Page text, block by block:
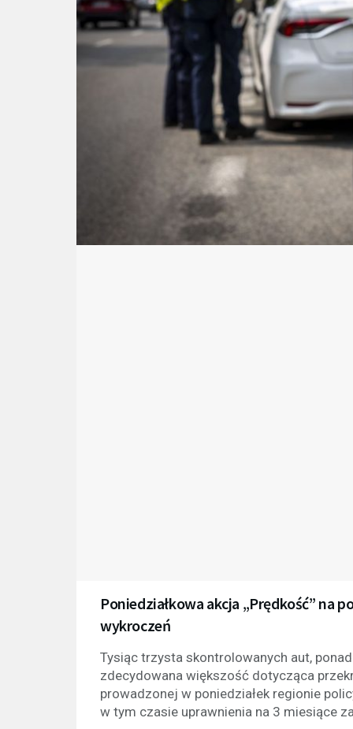
Poniedziałkowa akcja „Prędkość” na
wykroczeń
Tysiąc trzysta skontrolowanych aut,
zdecydowana większość dotycząca
prowadzonej w poniedziałek regionie
w tym czasie uprawnienia na 3 miesiące